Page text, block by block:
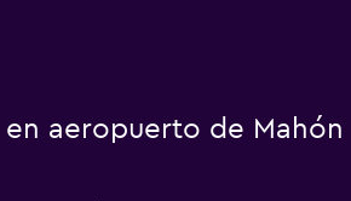
aeropuerto de Mahón